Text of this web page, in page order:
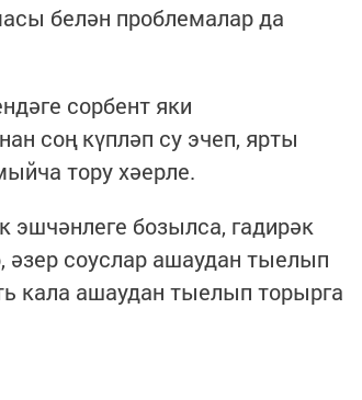
белән проблемалар да
сорбент яки
соң күпләп су эчеп, ярты
тору хәерле.
бозылса, гадирәк
соуслар ашаудан тыелып
кала ашаудан тыелып торырга